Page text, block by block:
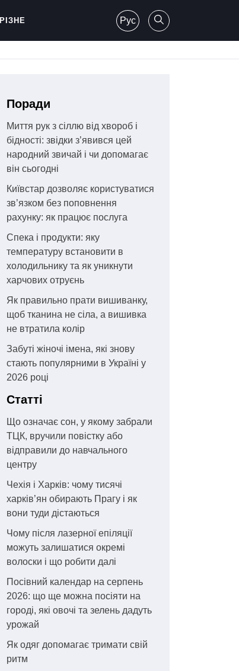
РІЗНЕ Рус
Поради
Миття рук з сіллю від хвороб і
бідності: звідки з’явився цей
народний звичай і чи допомагає
він сьогодні
Київстар дозволяє користуватися
зв’язком без поповнення
рахунку: як працює послуга
Спека і продукти: яку
температуру встановити в
холодильнику та як уникнути
харчових отруєнь
Як правильно прати вишиванку,
щоб тканина не сіла, а вишивка
не втратила колір
Забуті жіночі імена, які знову
стають популярними в Україні у
2026 році
Статті
Що означає сон, у якому забрали
ТЦК, вручили повістку або
відправили до навчального
центру
Чехія і Харків: чому тисячі
харків’ян обирають Прагу і як
вони туди дістаються
Чому після лазерної епіляції
можуть залишатися окремі
волоски і що робити далі
Посівний календар на серпень
2026: що ще можна посіяти на
городі, які овочі та зелень дадуть
урожай
Як одяг допомагає тримати свій
ритм